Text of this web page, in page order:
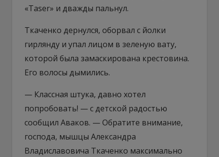
«Taser» и дважды пальнул.
Ткаченко дернулся, оборвал с йолки
гирлянду и упал лицом в зеленую вату,
которой была замаскирована крестовина.
Его волосы дымились.
— Классная штука, давно хотел
попробовать! — с детской радостью
сообщил Аваков. — Обратите внимание,
господа, мышцы Александра
Владиславовича Ткаченко максимально